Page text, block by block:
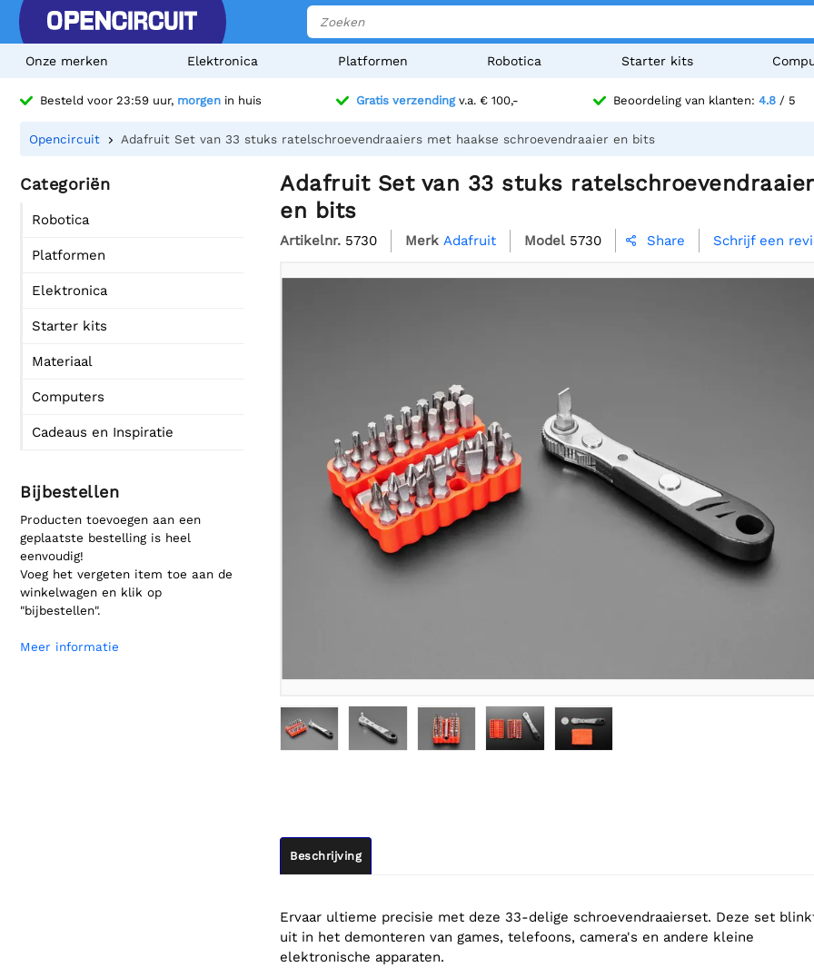
Onze merken Elektronica Platformen Robotica Starter kits
Besteld voor 23:59 uur, morgen in huis Gratis verzendingv.a. € 100,- Beoordeling van klanten: 4.8/ 5
Opencircuit Adafruit Set van 33 stuks ratelschroevendraaiers met haakse schroevendraaier en bits
Categoriën
Robotica
Platformen
Elektronica
Starter kits
Materiaal
Computers
Cadeaus en Inspiratie
Bijbestellen
Producten toevoegen aan een
geplaatste bestelling is heel
eenvoudig!
Voeg het vergeten item toe aan de
winkelwagen en klik op
"bijbestellen".
Meer informatie
Adafruit Set van 33 stuks
en bits
Artikelnr. 5730 Merk Adafruit Model 5730  Share Schrijf een
Beschrijving
Ervaar ultieme precisie met deze 33-delige schroevendraaierset. Deze set
uit in het demonteren van games, telefoons, camera's en andere kleine
elektronische apparaten.